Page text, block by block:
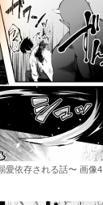
愛依存される話〜 画像4